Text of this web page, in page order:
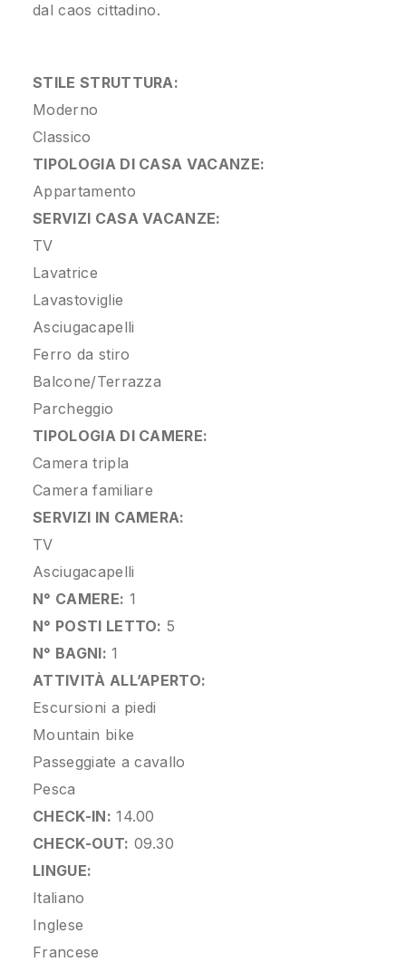
dal caos cittadino.
STILE STRUTTURA:
Moderno
Classico
TIPOLOGIA DI CASA VACANZE:
Appartamento
SERVIZI CASA VACANZE:
TV
Lavatrice
Lavastoviglie
Asciugacapelli
Ferro da stiro
Balcone/Terrazza
Parcheggio
TIPOLOGIA DI CAMERE:
Camera tripla
Camera familiare
SERVIZI IN CAMERA:
TV
Asciugacapelli
N° CAMERE: 1
N° POSTI LETTO: 5
N° BAGNI: 1
ATTIVITÀ ALL’APERTO:
Escursioni a piedi
Mountain bike
Passeggiate a cavallo
Pesca
CHECK-IN: 14.00
CHECK-OUT: 09.30
LINGUE:
Italiano
Inglese
Francese